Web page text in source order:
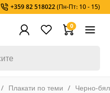
+359 82 518022(Пн-Пт: 10 - 15)
0
Плакати по теми Черно-